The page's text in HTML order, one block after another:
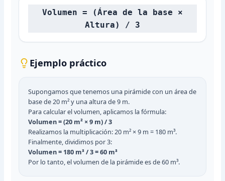
Volumen = (Área de la base ×
Altura) / 3
Ejemplo práctico
Supongamos que tenemos una pirámide con un área de
base de 20 m² y una altura de 9 m.
Para calcular el volumen, aplicamos la fórmula:
Volumen = (20 m² × 9 m) / 3
Realizamos la multiplicación: 20 m² × 9 m = 180 m³.
Finalmente, dividimos por 3:
Volumen = 180 m³ / 3 = 60 m³
Por lo tanto, el volumen de la pirámide es de 60 m³.